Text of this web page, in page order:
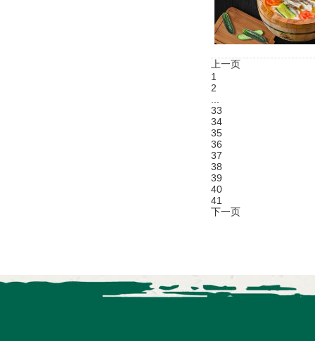
上一页
1
2
33
34
35
36
37
38
39
40
41
下一页